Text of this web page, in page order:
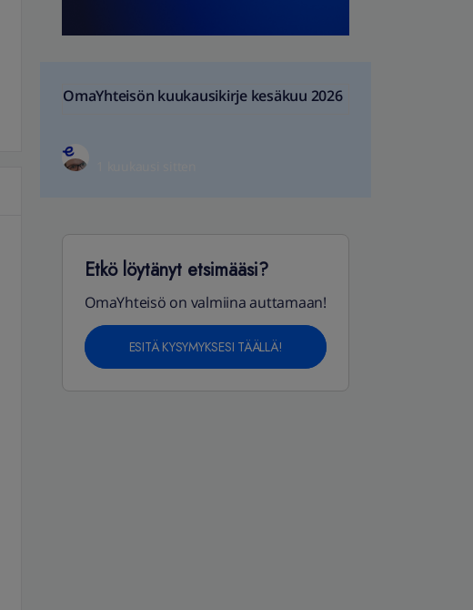
OmaYhteisön kuukausikirje kesäkuu 2026
Etkö löytänyt etsimääsi?
OmaYhteisö on valmiina auttamaan!
ESITÄ KYSYMYKSESI TÄÄLLÄ!